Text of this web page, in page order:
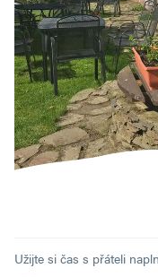
Užijte si čas s přáteli